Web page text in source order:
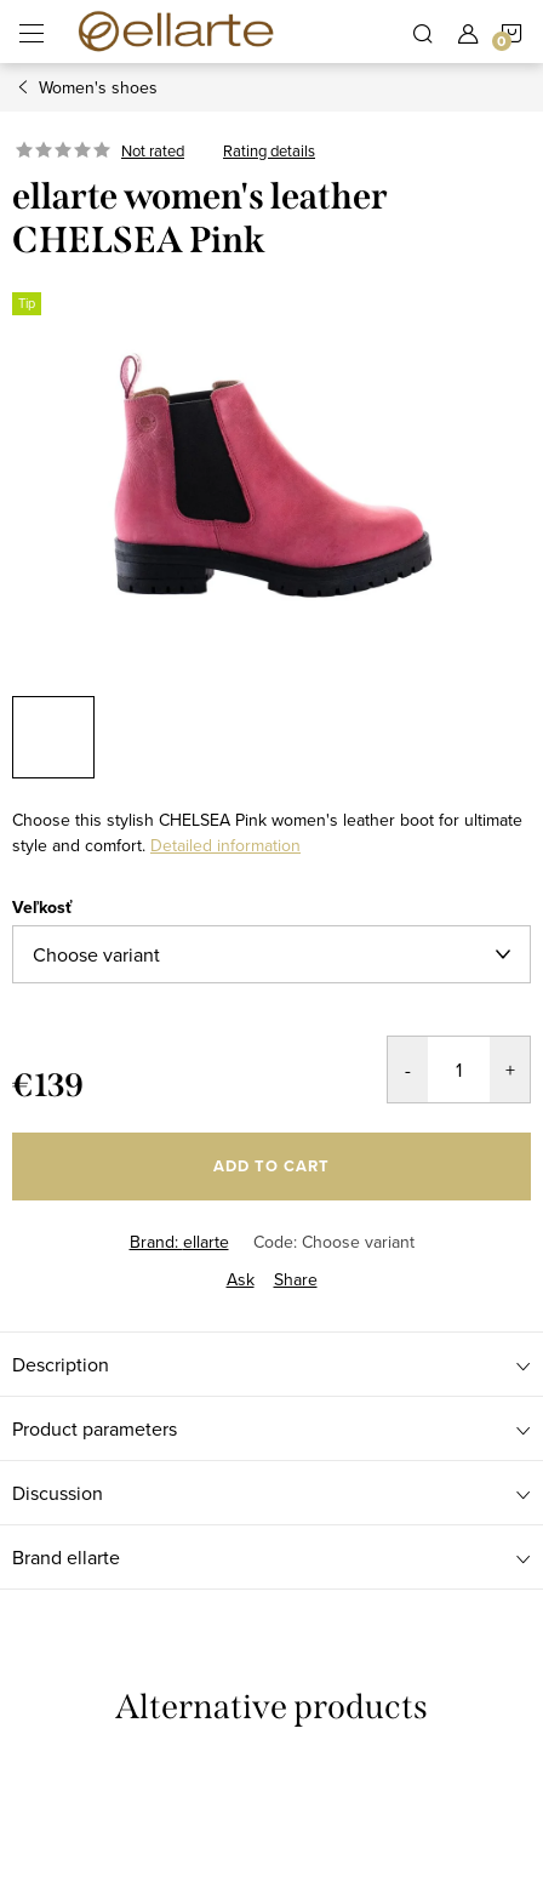
content
Women's shoes
Not rated Rating details
ellarte women's leather
CHELSEA Pink
Tip
Choose this stylish CHELSEA Pink women's leather boot for ultimate
style and comfort. Detailed information
Veľkosť
€139
price:
ADD TO CART
Brand: ellarte Code: Choose variant
Ask
Share
Description
Product parameters
Discussion
Brand ellarte